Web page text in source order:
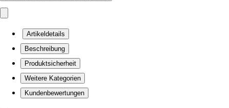
Artikeldetails
Beschreibung
Produktsicherheit
Weitere Kategorien
Kundenbewertungen